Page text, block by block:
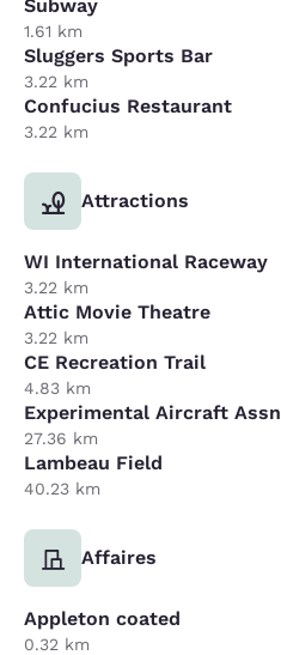
Subway
1.61 km
Sluggers Sports Bar
3.22 km
Confucius Restaurant
3.22 km
Attractions
WI International Raceway
3.22 km
Attic Movie Theatre
3.22 km
CE Recreation Trail
4.83 km
Experimental Aircraft Assn
27.36 km
Lambeau Field
40.23 km
Affaires
Appleton coated
0.32 km